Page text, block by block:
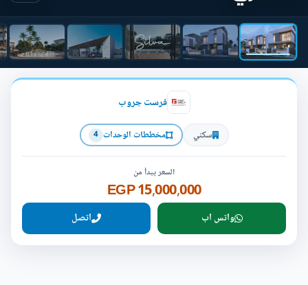
فرست جروب
سكني مخططات الوحدات 4
السعر يبدأ من
15,000,000 EGP
واتس اب اتصل